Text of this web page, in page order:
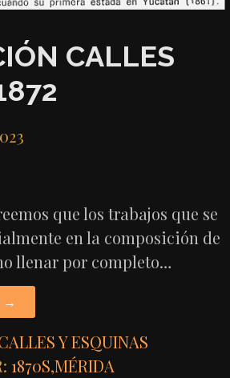
CALLES
que los trabajos que se
en la composición de
llenar por completo…
→
Y ESQUINAS
1870S,MÉRIDA